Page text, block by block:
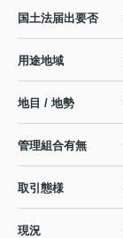
国土法届出要否
用途地域
地目 / 地勢
管理組合有無
取引態様
現況